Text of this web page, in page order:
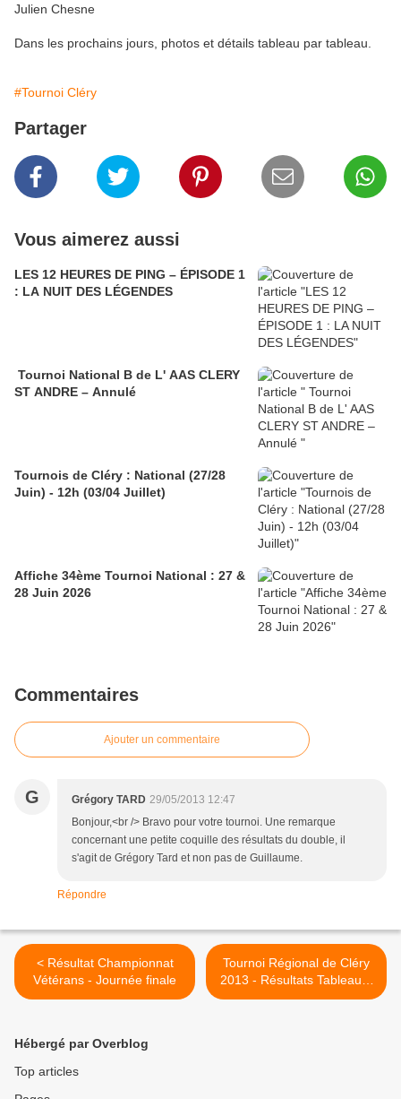
Julien Chesne
Dans les prochains jours, photos et détails tableau par tableau.
#Tournoi Cléry
Partager
Vous aimerez aussi
LES 12 HEURES DE PING – ÉPISODE 1
: LA NUIT DES LÉGENDES
Tournoi National B de L' AAS CLERY
ST ANDRE – Annulé
Tournois de Cléry : National (27/28
Juin) - 12h (03/04 Juillet)
Affiche 34ème Tournoi National : 27 &
28 Juin 2026
Commentaires
Ajouter un commentaire
G Grégory TARD 29/05/2013 12:47
Bonjour,<br /> Bravo pour votre tournoi. Une remarque
concernant une petite coquille des résultats du double, il
s'agit de Grégory Tard et non pas de Guillaume.
Répondre
< Résultat Championnat
Vétérans - Journée finale
Tournoi Régional de Cléry
2013 - Résultats Tableau 1
(Jeunes) >
Hébergé par Overblog
Top articles